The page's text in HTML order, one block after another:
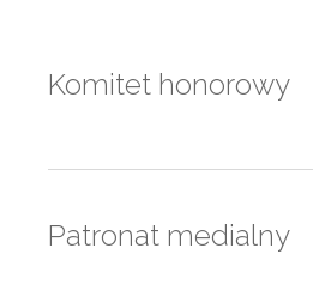
Komitet honorowy
Patronat medialny